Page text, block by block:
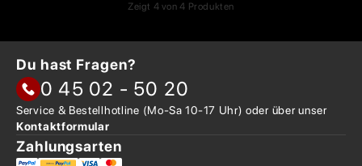
Zeigt 4 von4 Produkten
Du hast Fragen?
0 45 02 - 50 20
Service & Bestellhotline (Mo-Sa 10-17 Uhr) oder überunser
Kontaktformular
Zahlungsarten